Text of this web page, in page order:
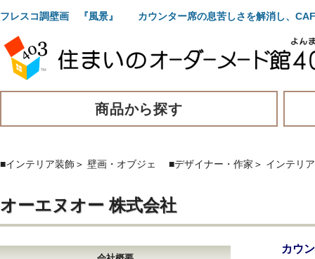
フレスコ調壁画 『風景』 カウンター席の息苦しさを解消し、
商品から探す
■インテリア装飾＞ 壁画・オブジェ ■デザイナー・作家 ＞ インテリア
オーエヌオー 株式会社
カウ